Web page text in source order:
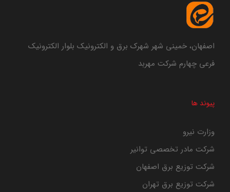
اصفهان، خمینی شهر شهرک برق و الکترونیک بلوار الکترونیک
فرعی چهارم شرکت مهربد
پیوند ها
وزارت نیرو
شرکت مادر تخصصی توانیر
شرکت توزیع برق اصفهان
شرکت توزیع برق تهران